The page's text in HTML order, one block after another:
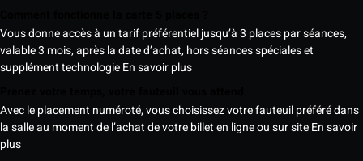
Vous donne accès à un tarif préférentiel jusqu’à 3 places par séances,
valable 3 mois, après la date d’achat, hors séances spéciales et
supplément technologieEn savoir plus
Avec le placement numéroté, vous choisissez votre fauteuil préféré dans
la salle au moment de l’achat de votre billet en ligne ou sur siteEn savoir
plus